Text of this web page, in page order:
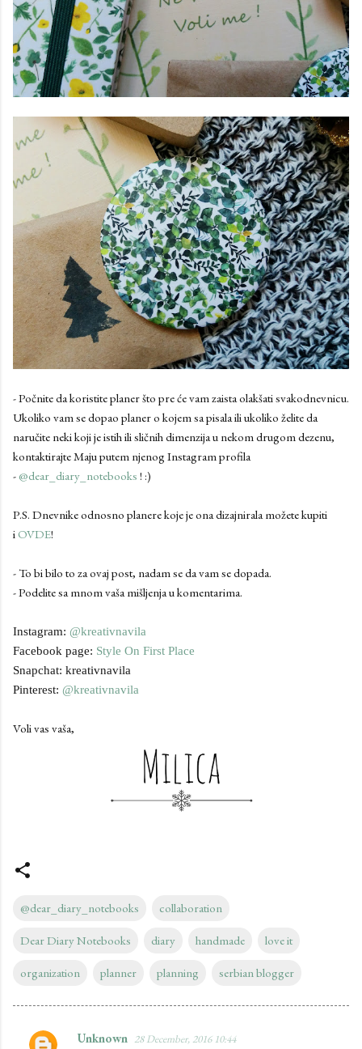
- Počnite da koristite planer što pre će vam zaista olakšati svakodnevnicu.
Ukoliko vam se dopao planer o kojem sa pisala ili ukoliko želite da
naručite neki koji je istih ili sličnih dimenzija u nekom drugom dezenu,
kontaktirajte Maju putem njenog Instagram profila
- @dear_diary_notebooks ! :)
P.S. Dnevnike odnosno planere koje je ona dizajnirala možete kupiti
i OVDE!
- To bi bilo to za ovaj post, nadam se da vam se dopada.
- Podelite sa mnom vaša mišljenja u komentarima.
Instagram: @kreativnavila
Facebook page: Style On First Place
Snapchat: kreativnavila
Pinterest: @kreativnavila
Voli vas vaša,
@dear_diary_notebooks collaboration
Dear Diary Notebooks diary handmade love it
organization planner planning serbian blogger
Unknown 28 December, 2016 10:44